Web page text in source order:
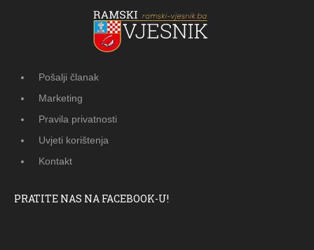
Pošalji članak
Marketing
Pravila privatnosti
Uvjeti korištenja
Kontakt
PRATITE NAS NA FACEBOOK-U!